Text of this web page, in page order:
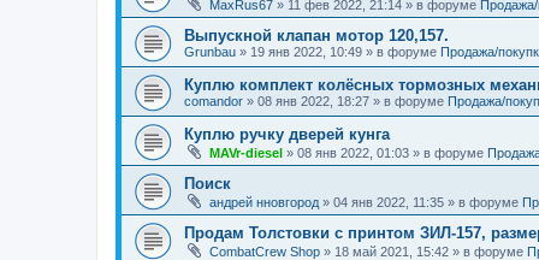
MaxRus67 » 11 фев 2022, 21:14 » в форуме Продажа/
Выпускной клапан мотор 120,157.
Grunbau » 19 янв 2022, 10:49 » в форуме Продажа/
Куплю комплект колёсных тормозных
comandor » 08 янв 2022, 18:27 » в форуме Продажа/
Куплю ручку дверей кунга
MAVr-diesel » 08 янв 2022, 01:03 » в форуме
Поиск
андрей нновгород » 04 янв 2022, 11:35 » в форуме
Продам Толстовки с принтом ЗИЛ-157,
CombatCrew Shop » 18 май 2021, 15:42 » в форуме